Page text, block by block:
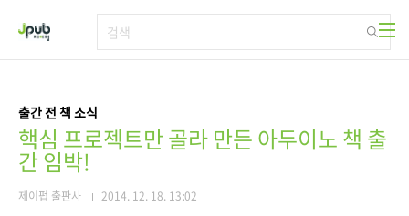
출간 전 책 소식
핵심 프로젝트만 골라 만든 아두이노 책 출
간 임박!
제이펍 출판사 2014. 12. 18. 13:02